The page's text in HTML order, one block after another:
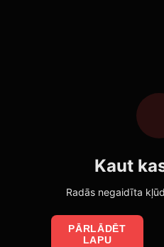
Kaut
Radās negaidīta
PĀRLĀDĒT
LAPU